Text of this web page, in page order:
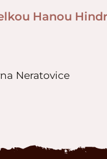
Hanou
Neratovice